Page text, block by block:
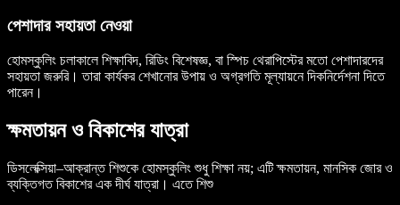
পেশাদার সহায়তা নেওয়া
হোমস্কুলিং চলাকালে শিক্ষাবিদ, রিডিং বিশেষজ্ঞ, বা স্পিচ থেরাপিস্টের মতো পেশাদারদের
সহায়তা জরুরি। তারা কার্যকর শেখানোর উপায় ও অগ্রগতি মূল্যায়নে দিকনির্দেশনা দিতে
পারেন।
ক্ষমতায়ন ও বিকাশের যাত্রা
ডিসলেক্সিয়া–আক্রান্ত শিশুকে হোমস্কুলিং শুধু শিক্ষা নয়; এটি ক্ষমতায়ন, মানসিক জোর ও
ব্যক্তিগত বিকাশের এক দীর্ঘ যাত্রা। এতে শিশু